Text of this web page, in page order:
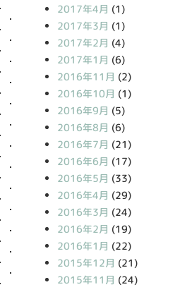
2017年4月 (1)
2017年3月 (1)
2017年2月 (4)
2017年1月 (6)
2016年11月 (2)
2016年10月 (1)
2016年9月 (5)
2016年8月 (6)
2016年7月 (21)
2016年6月 (17)
2016年5月 (33)
2016年4月 (29)
2016年3月 (24)
2016年2月 (19)
2016年1月 (22)
2015年12月 (21)
2015年11月 (24)